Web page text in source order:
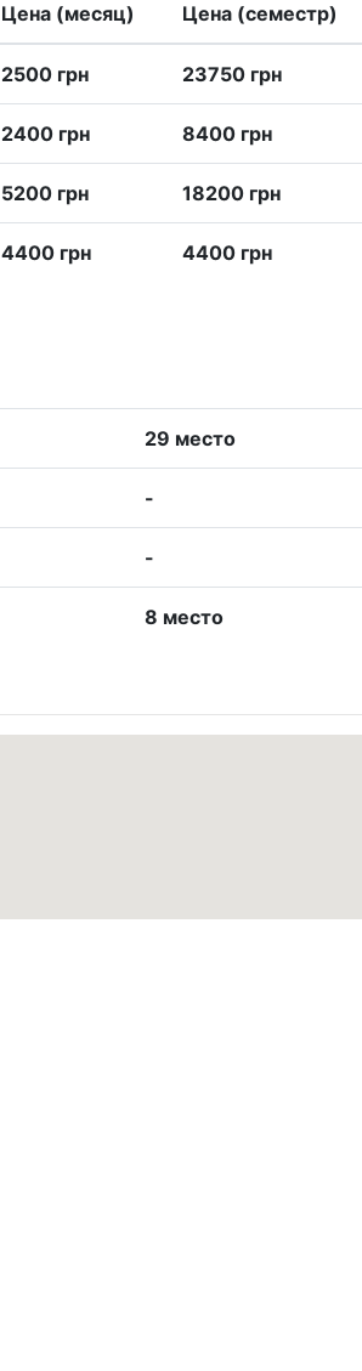
Цена (месяц) Цена (семестр)
2500 грн 23750 грн
2400 грн 8400 грн
5200 грн 18200 грн
4400 грн 4400 грн
29 место
-
-
8 место